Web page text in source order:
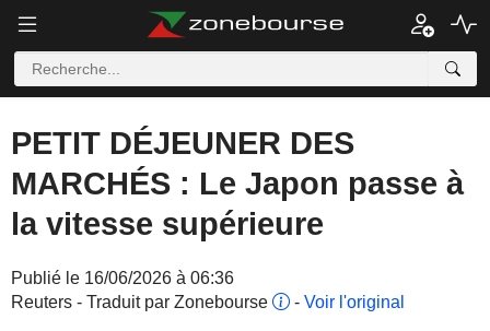
PETIT DÉJEUNER DES
MARCHÉS : Le Japon passe à
la vitesse supérieure
Publié le 16/06/2026 à 06:36
Reuters - Traduit par Zonebourse
- Voir l'original